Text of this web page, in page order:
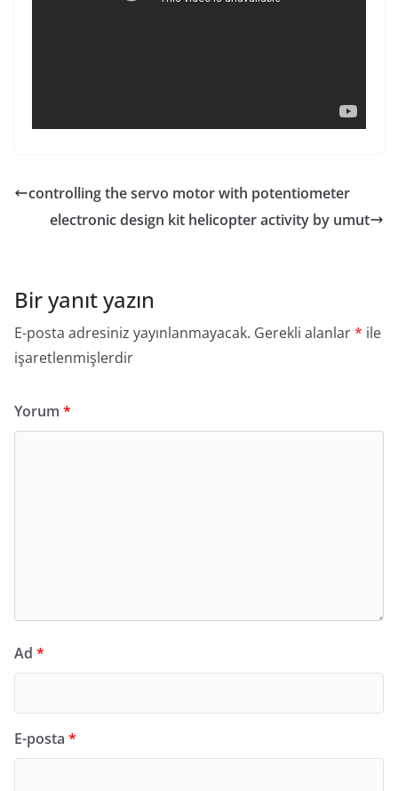
controlling the servo motor with potentiometer
electronic design kit helicopter activity by umut
Bir yanıt yazın
E-posta adresiniz yayınlanmayacak. Gerekli alanlar* ile
işaretlenmişlerdir
Yorum *
Ad *
E-posta *